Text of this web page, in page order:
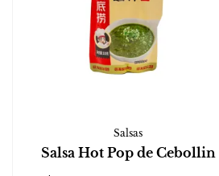
Salsas
Salsa Hot Pop de Cebollin